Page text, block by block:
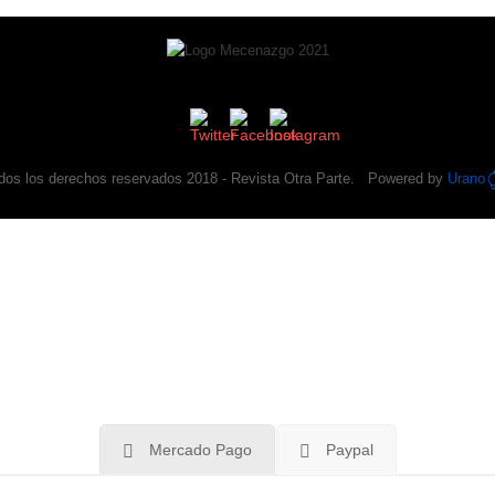
los derechos reservados 2018 - Revista Otra Parte. Powered by Urano
Mercado Pago Paypal